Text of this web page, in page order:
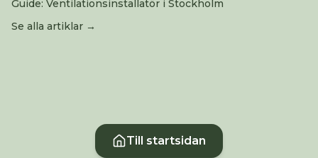
Guide: Ventilationsinstallatör i Stockholm
Se alla artiklar →
Till startsidan